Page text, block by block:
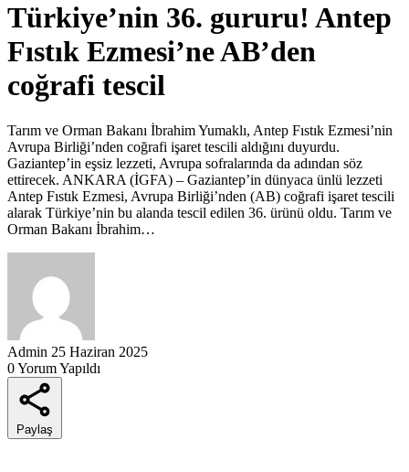
Türkiye’nin 36. gururu! Antep
Fıstık Ezmesi’ne AB’den
coğrafi tescil
Tarım ve Orman Bakanı İbrahim Yumaklı, Antep Fıstık Ezmesi’nin
Avrupa Birliği’nden coğrafi işaret tescili aldığını duyurdu.
Gaziantep’in eşsiz lezzeti, Avrupa sofralarında da adından söz
ettirecek. ANKARA (İGFA) – Gaziantep’in dünyaca ünlü lezzeti
Antep Fıstık Ezmesi, Avrupa Birliği’nden (AB) coğrafi işaret tescili
alarak Türkiye’nin bu alanda tescil edilen 36. ürünü oldu. Tarım ve
Orman Bakanı İbrahim…
Admin 25 Haziran 2025
0 Yorum Yapıldı
Paylaş